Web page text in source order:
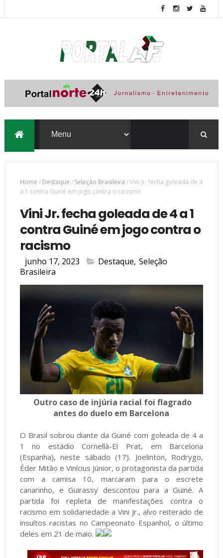
Home / Destaque / Seleção Brasileira /Vini Jr. fecha goleada de 4
a 1 contra Guiné em jogo contra o racismo
Vini Jr. fecha goleada de 4 a 1
contra Guiné em jogo contra o
racismo
junho 17, 2023 Destaque, Seleção
Brasileira
Outro caso de injúria racial foi flagrado
antes do duelo em Barcelona
O Brasil sobrou diante da Guiné com goleada de 4 a
1 no estádio Cornellà-El Prat, em Barcelona
(Espanha), neste sábado (17). Joelinton, Rodrygo,
Éder Mitão e Vinícius Júnior, o protagonista da partida
com a camisa 10, marcaram para o escrete
canarinho, e Guirassy descontou para a Guiné. A
partida foi repleta de manifestações contra o
racismo em solidariedade a Vini Jr., alvo reiterado de
insultos racistas no Campeonato Espanhol, o último
deles em 21 de maio.